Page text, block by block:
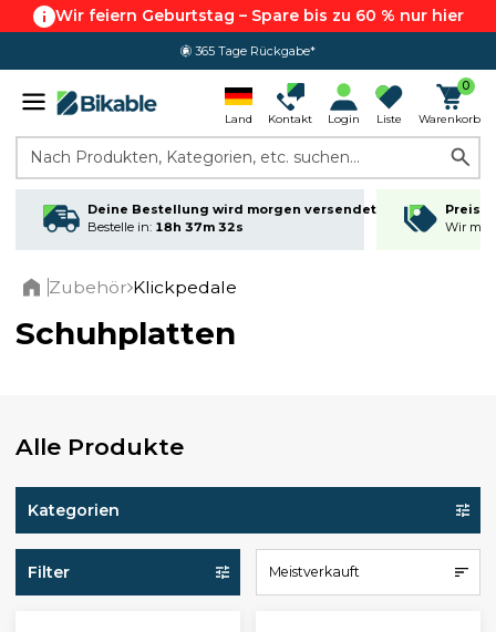
Wir feiern Geburtstag – Spare bis zu 60 % nur hier
365 Tage Rückgabe*
Land Kontakt Login Liste
0
Warenkorb
Nach Produkten, Kategorien, etc. suchen...
Deine Bestellung wird morgen versendet
Bestelle in: 18h 37m 31s
Wir
Zubehör Klickpedale
Schuhplatten
Alle Produkte
Kategorien
Filter Meistverkauft